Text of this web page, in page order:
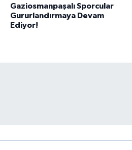
Gaziosmanpaşalı Sporcular
Gururlandırmaya Devam
Ediyor!